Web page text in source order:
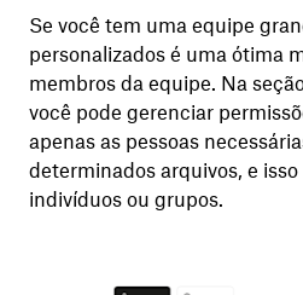
Se você tem uma equipe
personalizados é uma ótima
membros da equipe. Na
você pode gerenciar
apenas as pessoas
determinados arquivos, e
indivíduos ou grupos.